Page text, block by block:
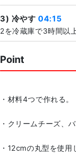
3) 冷やす04:15
2を冷蔵庫で3時間以
Point
・材料4つで作れる。
・クリームチーズ、
・12cmの丸型を使用